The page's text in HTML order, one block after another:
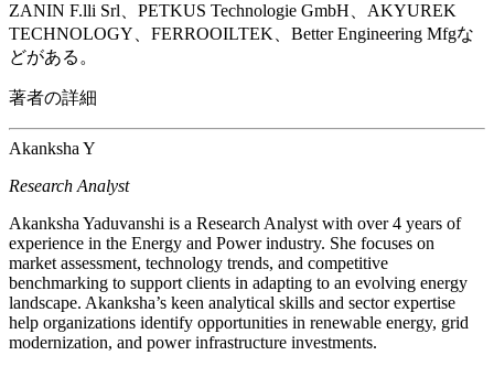
ZANIN F.lli Srl、PETKUS Technologie GmbH、AKYUREK
TECHNOLOGY、FERROOILTEK、Better Engineering Mfgな
どがある。
著者の詳細
Akanksha Y
Research Analyst
Akanksha Yaduvanshi is a Research Analyst with over 4 years of
experience in the Energy and Power industry. She focuses on
market assessment, technology trends, and competitive
benchmarking to support clients in adapting to an evolving energy
landscape. Akanksha’s keen analytical skills and sector expertise
help organizations identify opportunities in renewable energy, grid
modernization, and power infrastructure investments.